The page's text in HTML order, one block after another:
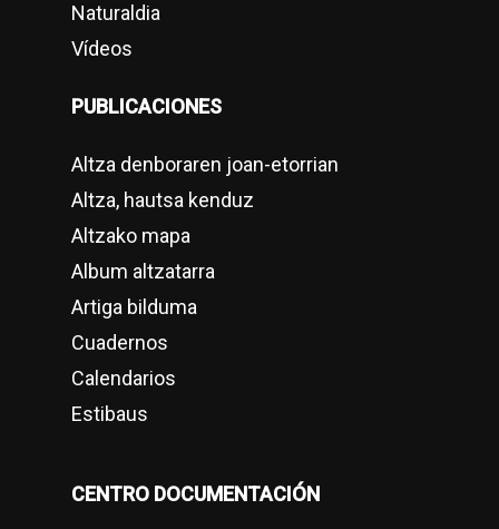
Naturaldia
Vídeos
PUBLICACIONES
Altza denboraren joan-etorrian
Altza, hautsa kenduz
Altzako mapa
Album altzatarra
Artiga bilduma
Cuadernos
Calendarios
Estibaus
CENTRO DOCUMENTACIÓN